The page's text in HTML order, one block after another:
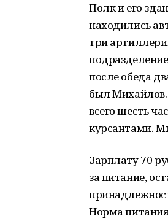
Полк и его
находились
три
подразделение
после обеда
был Михайлов.
всего шесть
курсантами.
Зарплату 70
за питание,
Норма